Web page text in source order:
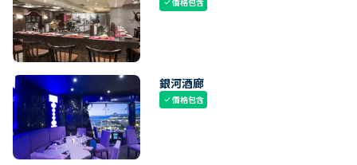
check
銀河酒廊
check價格包含